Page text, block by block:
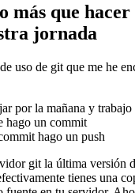
más que
jornada
uso de git que me he
por la mañana y trabajo
hago un commit
hago un push
git la última versión
tienes una